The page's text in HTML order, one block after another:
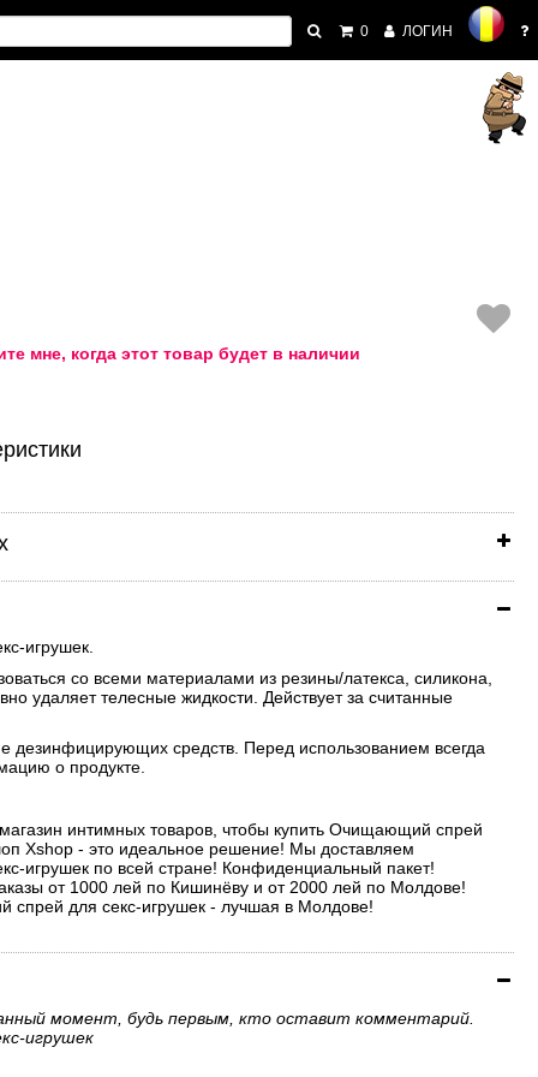
0 ЛОГИН
мне, когда этот товар будет в наличии
игрушек.
со всеми материалами из резины/латекса, силикона,
удаляет телесные жидкости. Действует за считанные
дезинфицирующих средств. Перед использованием всегда
о продукте.
интимных товаров, чтобы купить Очищающий спрей
Xshop - это идеальное решение! Мы доставляем
игрушек по всей стране! Конфиденциальный пакет!
от 1000 лей по Кишинёву и от 2000 лей по Молдове!
для секс-игрушек - лучшая в Молдове!
момент, будь первым, кто оставит комментарий.
игрушек